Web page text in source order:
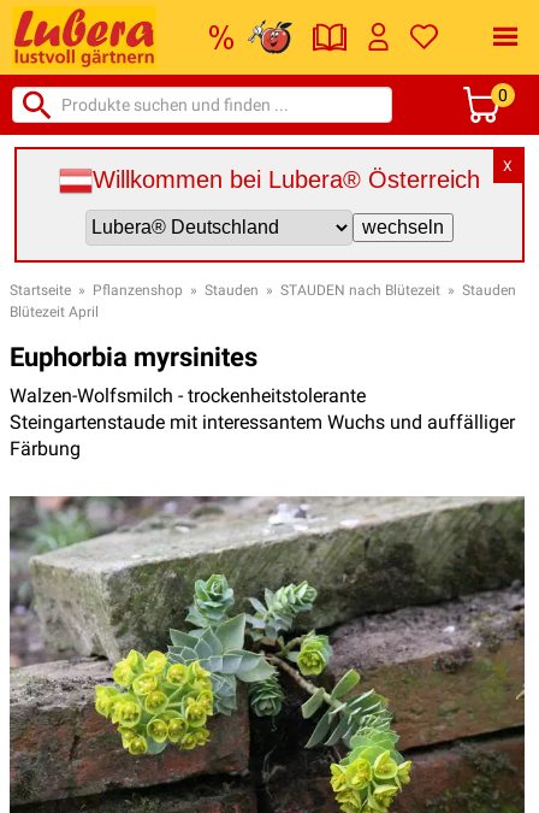
0
X
Willkommen bei Lubera® Österreich
Startseite » Pflanzenshop » Stauden » STAUDEN nach Blütezeit » Stauden
Blütezeit April
Euphorbia myrsinites
Walzen-Wolfsmilch - trockenheitstolerante
Steingartenstaude mit interessantem Wuchs und auffälliger
Färbung